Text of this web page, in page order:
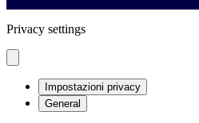
Privacy settings
Impostazioni privacy
General